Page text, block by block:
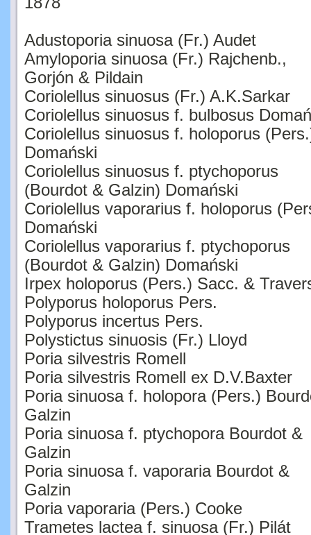
Amyloporia sinuosa (Fr.) Rajchenb.,
Gorjón & Pildain
Coriolellus sinuosus (Fr.) A.K.Sarkar
Coriolellus sinuosus f. bulbosus
Coriolellus sinuosus f. holoporus
Domański
Coriolellus sinuosus f. ptychoporus
(Bourdot & Galzin) Domański
Coriolellus vaporarius f. holoporus
Domański
Coriolellus vaporarius f. ptychoporus
(Bourdot & Galzin) Domański
Irpex holoporus (Pers.) Sacc. &
Polyporus holoporus Pers.
Polyporus incertus Pers.
Polystictus sinuosis (Fr.) Lloyd
Poria silvestris Romell
Poria silvestris Romell ex D.V.Baxter
Poria sinuosa f. holopora (Pers.)
Galzin
Poria sinuosa f. ptychopora Bourdot &
Galzin
Poria sinuosa f. vaporaria Bourdot &
Galzin
Poria vaporaria (Pers.) Cooke
Trametes lactea f. sinuosa (Fr.) Pilát